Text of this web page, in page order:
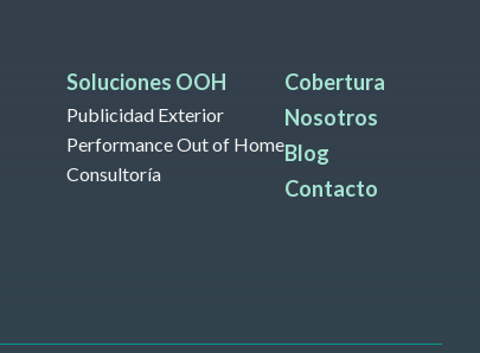
Soluciones OOH
Publicidad Exterior
Performance Out of Home
Consultoría
Cobertura
Nosotros
Blog
Contacto